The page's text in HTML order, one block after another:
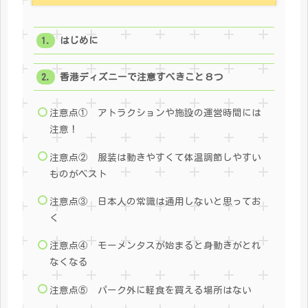
はじめに
香港ディズニーで注意すべきこと８つ
注意点① アトラクションや施設の運営時間には
注意！
注意点② 服装は動きやすくて体温調節しやすい
ものがベスト
注意点③ 日本人の常識は通用しないと思ってお
く
注意点④ モーメンタスが始まると身動きがとれ
なくなる
注意点⑤ パーク外に軽食を買える場所はない